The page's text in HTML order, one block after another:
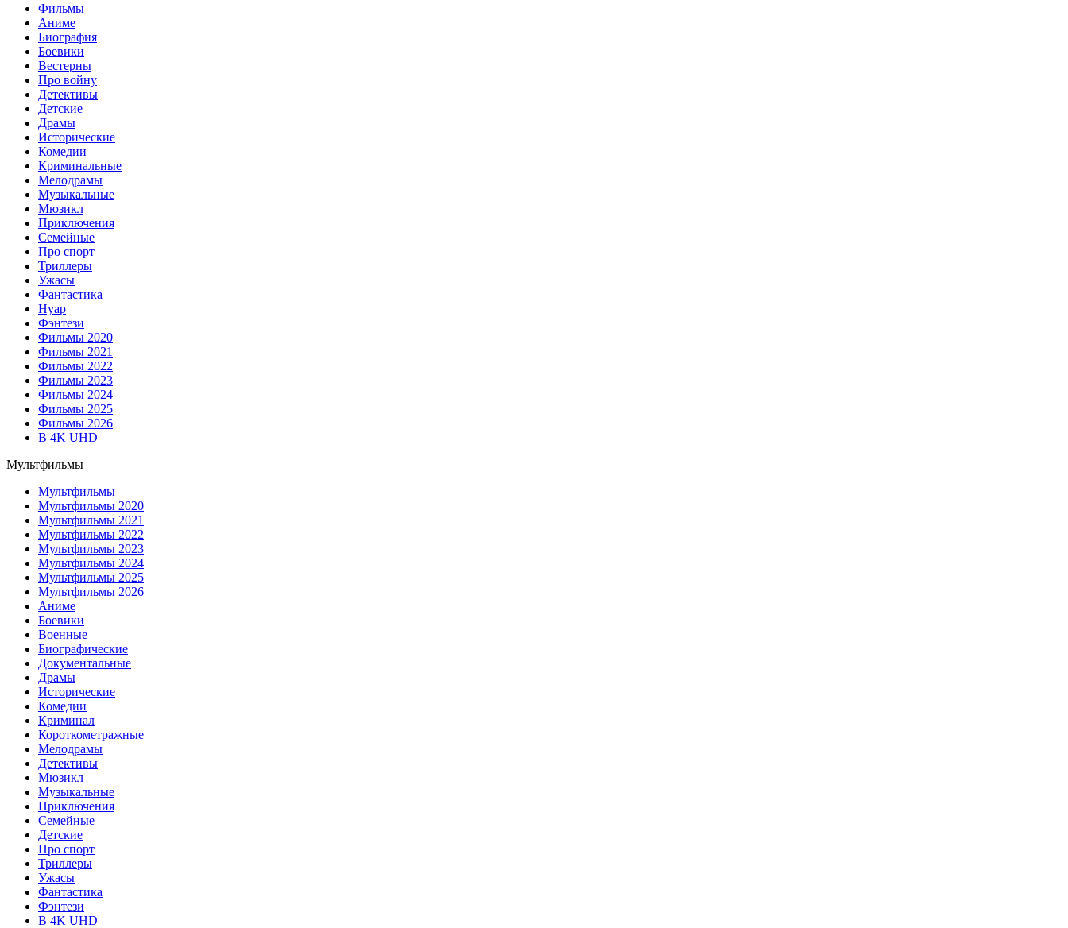
Фильмы
Аниме
Биография
Боевики
Вестерны
Про войну
Детективы
Детские
Драмы
Исторические
Комедии
Криминальные
Мелодрамы
Музыкальные
Мюзикл
Приключения
Семейные
Про спорт
Триллеры
Ужасы
Фантастика
Нуар
Фэнтези
Фильмы 2020
Фильмы 2021
Фильмы 2022
Фильмы 2023
Фильмы 2024
Фильмы 2025
Фильмы 2026
В 4K UHD
Мультфильмы
Мультфильмы
Мультфильмы 2020
Мультфильмы 2021
Мультфильмы 2022
Мультфильмы 2023
Мультфильмы 2024
Мультфильмы 2025
Мультфильмы 2026
Аниме
Боевики
Военные
Биографические
Документальные
Драмы
Исторические
Комедии
Криминал
Короткометражные
Мелодрамы
Детективы
Мюзикл
Музыкальные
Приключения
Семейные
Детские
Про спорт
Триллеры
Ужасы
Фантастика
Фэнтези
В 4K UHD